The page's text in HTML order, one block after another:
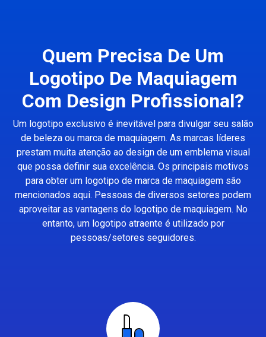
Quem Precisa De Um
Logotipo De Maquiagem
Com Design Profissional?
Um logotipo exclusivo é inevitável para divulgar seu salão
de beleza ou marca de maquiagem. As marcas líderes
prestam muita atenção ao design de um emblema visual
que possa definir sua excelência. Os principais motivos
para obter um logotipo de marca de maquiagem são
mencionados aqui. Pessoas de diversos setores podem
aproveitar as vantagens do logotipo de maquiagem. No
entanto, um logotipo atraente é utilizado por
pessoas/setores seguidores.